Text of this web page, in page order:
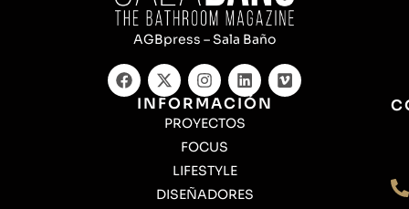
AGBpress – Sala Baño
INFORMACIÓN
PROYECTOS
FOCUS
LIFESTYLE
DISEÑADORES